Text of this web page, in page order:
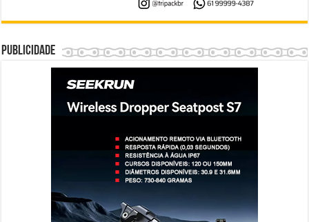
Publicidade